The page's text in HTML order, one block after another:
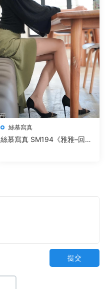
絲慕寫真
絲慕寫真 SM194《雅雅–回
提交